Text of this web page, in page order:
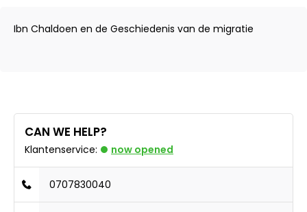
Ibn Chaldoen en de Geschiedenis van de migratie
CAN WE HELP?
Klantenservice: now opened
0707830040